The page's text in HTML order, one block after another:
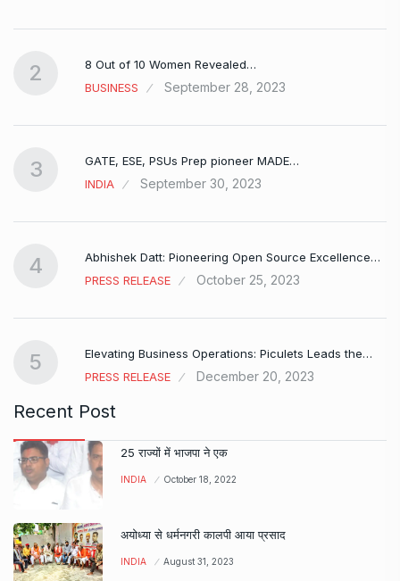
2
8 Out of 10 Women Revealed…
BUSINESS
September 28, 2023
3
GATE, ESE, PSUs Prep pioneer MADE…
INDIA
September 30, 2023
4
Abhishek Datt: Pioneering Open Source Excellence…
PRESS RELEASE
October 25, 2023
5
Elevating Business Operations: Piculets Leads the…
PRESS RELEASE
December 20, 2023
Recent Post
25 राज्यों में भाजपा ने एक
INDIA October 18, 2022
अयोध्या से धर्मनगरी कालपी आया प्रसाद
INDIA August 31, 2023